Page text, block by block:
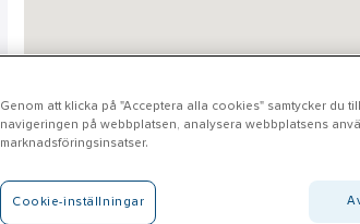
Söderhamn
Ahlsell Söderhamn erbjuder produkter inom
Genom att klicka på "Acceptera alla cookies" samtycker du
navigeringen på webbplatsen, analysera webbplatsens
marknadsföringsinsatser.
Cookie-inställningar